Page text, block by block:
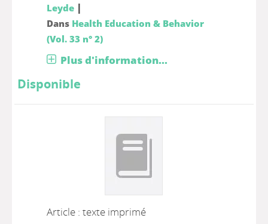
Leyde |
Dans Health Education & Behavior
(Vol. 33 n° 2)
Plus d'information...
Disponible
Article : texte imprimé